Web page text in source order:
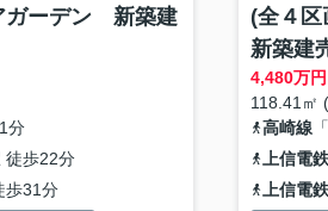
ガーデン 新築建
分
徒歩22分
歩31分
(全４
新築建
4,480万円
118.41㎡
高崎線「
上信電鉄
上信電鉄